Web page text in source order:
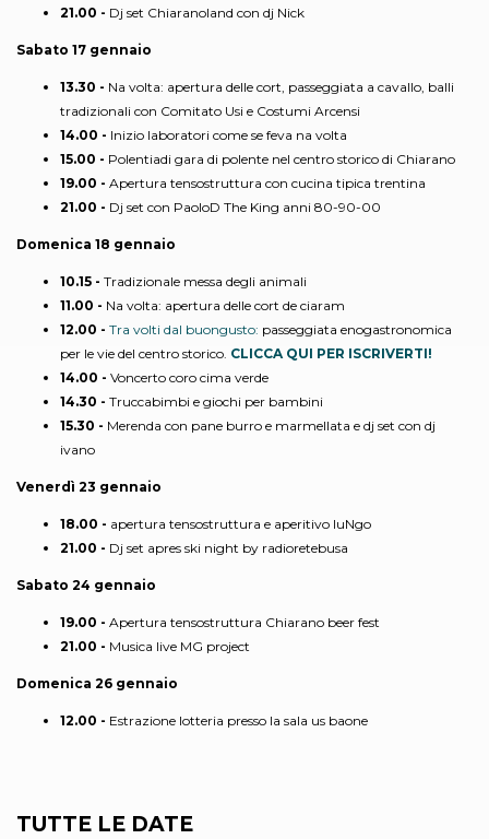
21.00 - Dj set Chiaranoland con dj Nick
Sabato 17 gennaio
13.30 - Na volta: apertura delle cort, passeggiata a cavallo, balli
tradizionali con Comitato Usi e Costumi Arcensi
14.00 - Inizio laboratori come se feva na volta
15.00 - Polentiadi gara di polente nel centro storico di Chiarano
19.00 - Apertura tensostruttura con cucina tipica trentina
21.00 - Dj set con PaoloD The King anni 80-90-00
Domenica 18 gennaio
10.15 - Tradizionale messa degli animali
11.00 - Na volta: apertura delle cort de ciaram
12.00 - Tra volti dal buongusto: passeggiata enogastronomica
per le vie del centro storico. CLICCA QUI PER ISCRIVERTI!
14.00 - Voncerto coro cima verde
14.30 - Truccabimbi e giochi per bambini
15.30 - Merenda con pane burro e marmellata e dj set con dj
ivano
Venerdì 23 gennaio
18.00 - apertura tensostruttura e aperitivo luNgo
21.00 - Dj set apres ski night by radioretebusa
Sabato 24 gennaio
19.00 - Apertura tensostruttura Chiarano beer fest
21.00 - Musica live MG project
Domenica 26 gennaio
12.00 - Estrazione lotteria presso la sala us baone
TUTTE LE DATE